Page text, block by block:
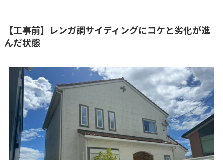
【工事前】レンガ調サイディングにコケと劣化が進
んだ状態